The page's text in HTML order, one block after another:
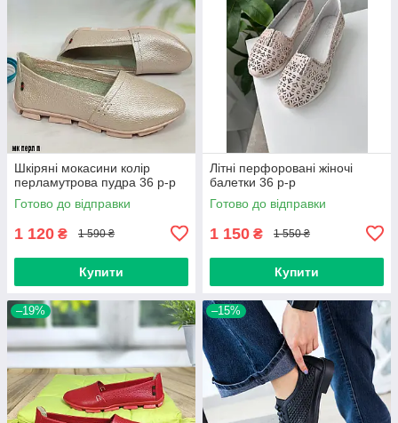
Шкіряні мокасини колір
перламутрова пудра 36 р-р
Готово до відправки
1 120 ₴ 1 590 ₴
Купити
Літні перфоровані жіночі
балетки 36 р-р
Готово до відправки
1 150 ₴ 1 550 ₴
Купити
–19% –15%